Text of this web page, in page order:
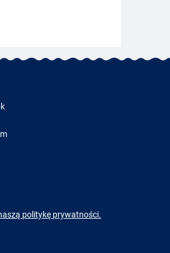
politykę prywatności.